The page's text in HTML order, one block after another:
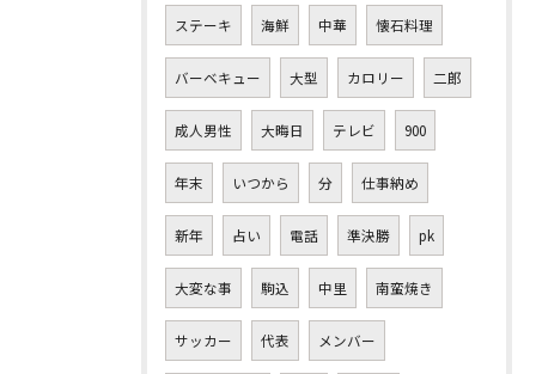
ステーキ 海鮮 中華 懐石料理
バーベキュー 大型 カロリー 二郎
成人男性 大晦日 テレビ 900
年末 いつから 分 仕事納め
新年 占い 電話 準決勝 pk
大変な事 駒込 中里 南蛮焼き
サッカー 代表 メンバー